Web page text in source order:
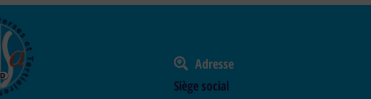
Adresse
Siège social